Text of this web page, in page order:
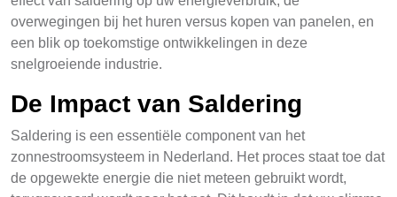
overwegingen bij het huren versus kopen van panelen, en
een blik op toekomstige ontwikkelingen in deze
snelgroeiende industrie.
De Impact van Saldering
Saldering is een essentiële component van het
zonnestroomsysteem in Nederland. Het proces staat toe dat
de opgewekte energie die niet meteen gebruikt wordt,